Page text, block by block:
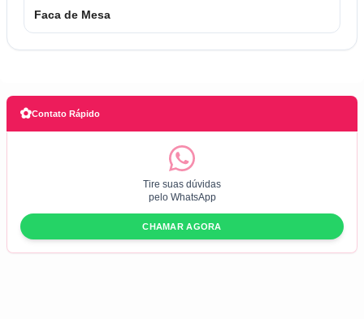
✿Contato Rápido
Tire suas dúvidas
pelo WhatsApp
CHAMAR AGORA
Faca de Mesa